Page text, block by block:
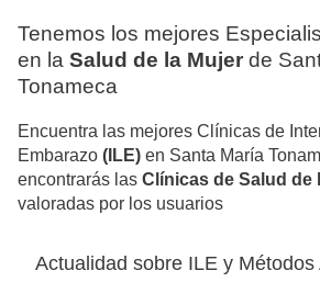
Tenemos los mejores
en la Salud de la Mujer de
Tonameca
Encuentra las mejores Clínicas de
Embarazo (ILE) en Santa María
encontrarás las Clínicas de Salud de
valoradas por los usuarios
Actualidad sobre ILE y